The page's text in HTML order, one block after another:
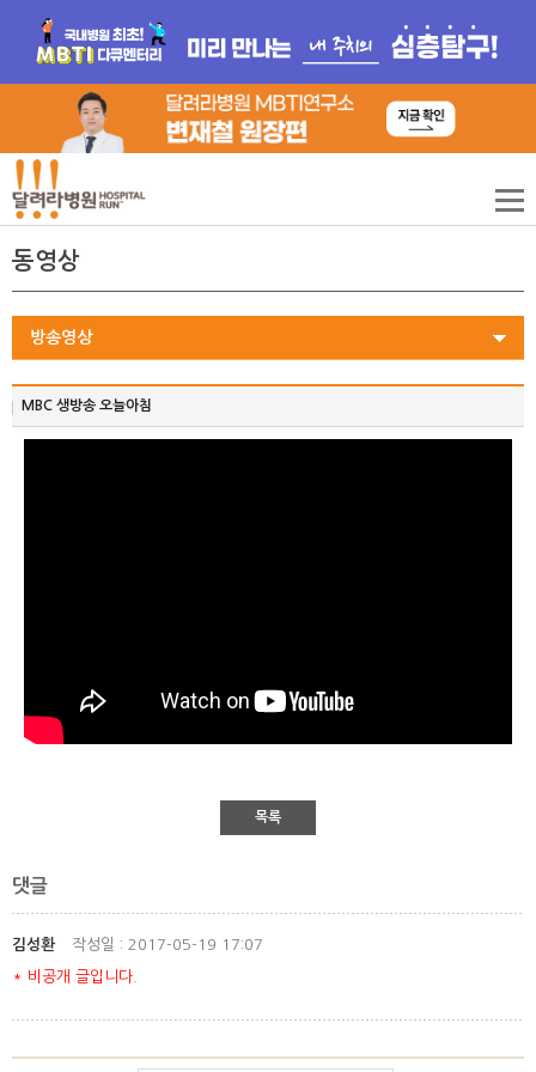
동영상
방송영상
MBC 생방송 오늘아침
목록
댓글
김성환 작성일 : 2017-05-19 17:07
* 비공개 글입니다.